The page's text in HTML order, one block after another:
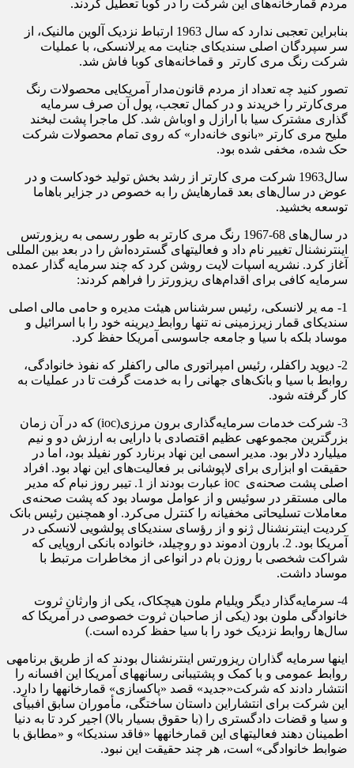
مردم قمارخانه‌های این شرکت را در کوبا تعطیل کردند.
بنابراین تعجبی ندارد که سال 1963 ارتباط نزدیک آلوین مالنیک، از
سر سپردگان اصلی سندیکای جنایت مه یرلانسکی، با عملیات
شرکت رنگ مری کارتر و قماخانه‌های کوبا فاش شد.
تصور کنید چه تعداد از مردم قانون‌مدار آمریکایی محصولات رنگ
مری‌کارتر را خریدند و در کمال تعجب، پول آن صرف سرمایه
گذاری مشترک سیا با ارازل و اوباش شد. کل ماجرا پشت لبخند
ملیح مری کارتر «بانوی خانه‌دار» که روی تمام محصولات شرکت
حک شده، مخفی شده بود.
سال1963 شرکت مری کارتر از رشد بخش تولید خودکاست و در
عوض در سال‌های بعد قمارهایش را به خصوص در جزایر باهاما
توسعه بخشید.
در سال‌های 68-1967 رنگ مری کارتر به طور رسمی به ریزورتس
اینترنشنال تغییر نام داد و فعالیتهای گسترده‌اش را در بعد بین المللی
آغاز کرد. نشریه اسپات لایت روشن کرد که چند سرمایه گذار عمده
سرمایه کافی برای اقدام‌های ریزورتز را فراهم کردند:
1- مه یر لانسکی، رئیس سرشناس هیئت مدیره و حامی مالی اصلی
سندیکای قمار زیرزمینی نه تنها روابط دیرینه خود را با اسرائیل و
موساد بلکه با سیا و جامعه جاسوسی آمریکا حفظ کرد.
2- دیوید راکفلر، رئیس امپراتوری مالی راکفلر که نفوذ خانوادگی،
روابط با سیا و بانک‌های جهانی را به خدمت گرفت تا در عملیات به
کار گرفته شود.
3- شرکت خدمات سرمایه‌گذاری برون مرزی(ioc) که در آن زمان
بزرگترین مجموعه‎ی ‌عظیم اقتصادی با دارایی به ارزش دو و نیم
میلیارد دلار بود. مدیر اسمی این نهاد برنارد کور نفیلد بود، اما در
حقیقت او ابزاری برای لاپوشانی بر فعالیت‌های این نهاد بود. افراد
اصلی پشت صحنه‌ی ioc عبارت بودند از 1. تیبر روز نبام که مدیر
مالی مستقر در سوئیس و از عوامل موساد بود که پشت صحنه‌ی
معاملات تسلیحاتی مخفیانه را کنترل می‌کرد. او همچنین رئیس بانک
کردیت اینترنشنال ژنو و از رؤسای سندیکای پولشویی لانسکی در
آمریکا بود. 2. بارون ادموند دو روچیلد، خانواده بانکی اروپایی که
شراکت شخصی با روزن بام در انواعی از مخاطرات مرتبط با
موساد داشت.
4- سرمایه‌گذار دیگر ویلیام ملون هیچکاک، یکی از وارثان ثروت
خانوادگی ملون بود (یکی از صاحبان ثروت خصوصی در آمریکا که
سال‌ها روابط نزدیک خود را با سیا حفظ کرده است.)
این‎ها سرمایه گذاران ریزورتس اینترنشنال بودند که از طریق برنامه‎ی
روابط عمومی و با کمک و پشتیبانی رسانه‎های آمریکا این افسانه را
انتشار دادند که شرکت«جدید» قصد «پاکسازی» قمارخانه‎ها را دارد.
این شرکت برای انتشاراین داستان ساختگی، مأموران سابق اف‎بی‎آی
و سیا و قضات دادگستری را (با حقوق بسیار بالا) اجیر کرد تا به دنیا
اطمینان دهند فعالیتهای این قمارخانه‎ها «فاقد سندیکا» و «مطابق با
ضوابط خانوادگی» است، هر چند حقیقت این نبود.